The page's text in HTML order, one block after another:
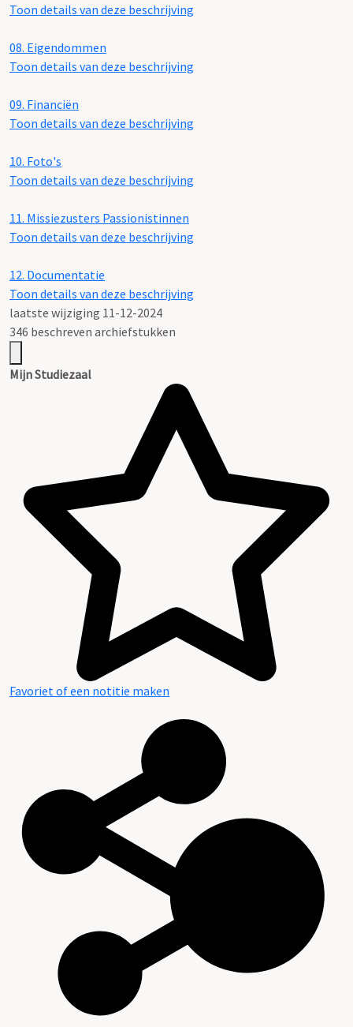
Toon details van deze beschrijving
08. Eigendommen
Toon details van deze beschrijving
09. Financiën
Toon details van deze beschrijving
10. Foto's
Toon details van deze beschrijving
11. Missiezusters Passionistinnen
Toon details van deze beschrijving
12. Documentatie
Toon details van deze beschrijving
laatste wijziging 11-12-2024
346 beschreven archiefstukken
Mijn Studiezaal
Favoriet of een notitie maken